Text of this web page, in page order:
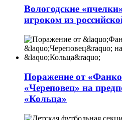
Вологодские
игроком из
Поражение от
«Череповец» на
«Кольца»